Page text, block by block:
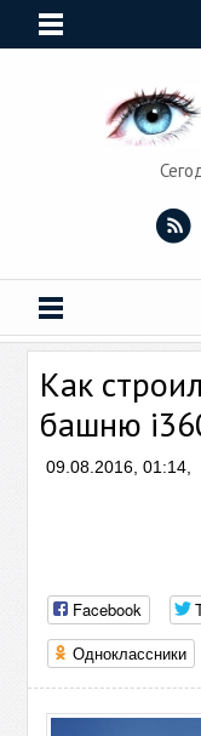
Как
башню
09.08.2016, 01:14,
Facebook
Одноклассники